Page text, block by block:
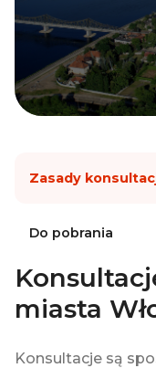
Zasady
Do pobrania
miasta
Konsultacje są